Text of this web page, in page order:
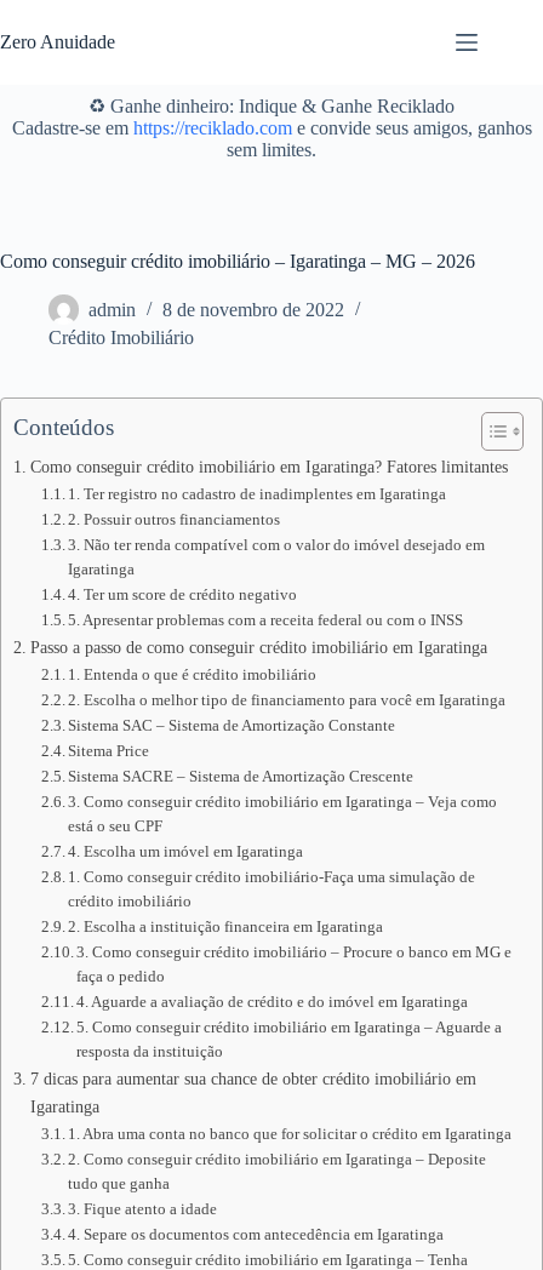
para
o
Zero Anuidade
♻️ Ganhe dinheiro: Indique & Ganhe Reciklado
Cadastre-se em https://reciklado.come convide seus amigos, ganhos
sem limites.
Como conseguir crédito imobiliário – Igaratinga – MG – 2026
admin
8 de novembro de 2022
Crédito Imobiliário
Conteúdos
Como conseguir crédito imobiliário em Igaratinga? Fatores limitantes
1. Ter registro no cadastro de inadimplentes em Igaratinga
2. Possuir outros financiamentos
3. Não ter renda compatível com o valor do imóvel desejado em
Igaratinga
4. Ter um score de crédito negativo
5. Apresentar problemas com a receita federal ou com o INSS
Passo a passo de como conseguir crédito imobiliário em Igaratinga
1. Entenda o que é crédito imobiliário
2. Escolha o melhor tipo de financiamento para você em Igaratinga
Sistema SAC – Sistema de Amortização Constante
Sitema Price
Sistema SACRE – Sistema de Amortização Crescente
3. Como conseguir crédito imobiliário em Igaratinga – Veja como
está o seu CPF
4. Escolha um imóvel em Igaratinga
1. Como conseguir crédito imobiliário-Faça uma simulação de
crédito imobiliário
2. Escolha a instituição financeira em Igaratinga
3. Como conseguir crédito imobiliário – Procure o banco em MG e
faça o pedido
4. Aguarde a avaliação de crédito e do imóvel em Igaratinga
5. Como conseguir crédito imobiliário em Igaratinga – Aguarde a
resposta da instituição
7 dicas para aumentar sua chance de obter crédito imobiliário em
Igaratinga
1. Abra uma conta no banco que for solicitar o crédito em Igaratinga
2. Como conseguir crédito imobiliário em Igaratinga – Deposite
tudo que ganha
3. Fique atento a idade
4. Separe os documentos com antecedência em Igaratinga
5. Como conseguir crédito imobiliário em Igaratinga – Tenha